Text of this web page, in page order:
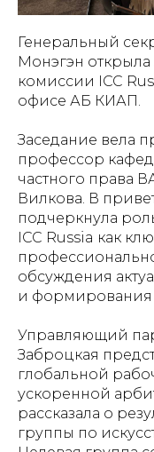
Генеральный
Монэгэн
комиссии ICC
офисе АБ КИАП.
Заседание вела
профессор
частного права
Вилкова. В
подчеркнула
ICC Russia как
обсуждения
и формирования
Управляющий
Заброцкая
глобальной
ускоренной
рассказала о
группы по